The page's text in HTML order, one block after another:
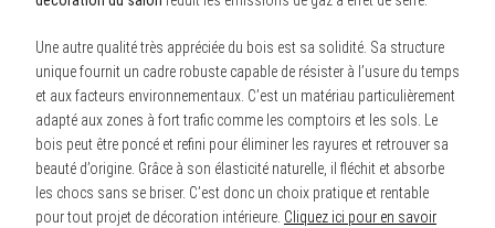
Une autre qualité très appréciée du bois est sa solidité. Sa structure
unique fournit un cadre robuste capable de résister à l’usure du temps
et aux facteurs environnementaux. C’est un matériau particulièrement
adapté aux zones à fort trafic comme les comptoirs et les sols. Le
bois peut être poncé et refini pour éliminer les rayures et retrouver sa
beauté d’origine. Grâce à son élasticité naturelle, il fléchit et absorbe
les chocs sans se briser. C’est donc un choix pratique et rentable
pour tout projet de décoration intérieure. Cliquez ici pour en savoir